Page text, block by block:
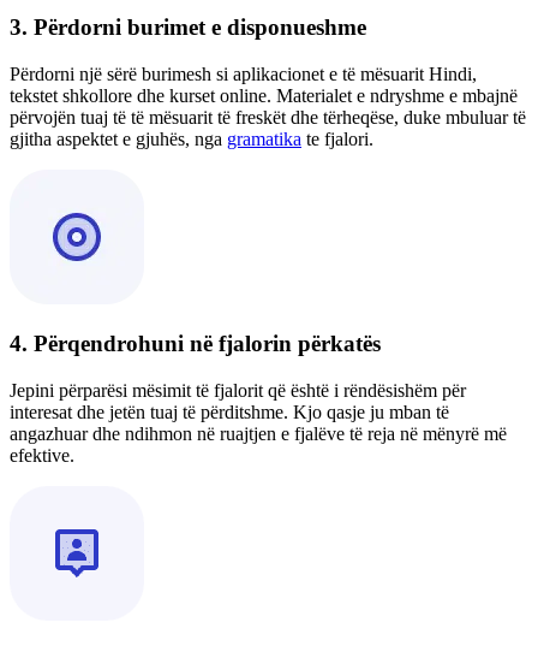
3. Përdorni burimet e disponueshme
Përdorni një sërë burimesh si aplikacionet e të mësuarit Hindi,
tekstet shkollore dhe kurset online. Materialet e ndryshme e mbajnë
përvojën tuaj të të mësuarit të freskët dhe tërheqëse, duke mbuluar të
gjitha aspektet e gjuhës, nga gramatika te fjalori.
4. Përqendrohuni në fjalorin përkatës
Jepini përparësi mësimit të fjalorit që është i rëndësishëm për
interesat dhe jetën tuaj të përditshme. Kjo qasje ju mban të
angazhuar dhe ndihmon në ruajtjen e fjalëve të reja në mënyrë më
efektive.